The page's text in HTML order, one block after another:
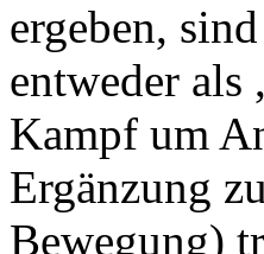
ergeben,
entweder als
Kampf um
Ergänzung
Bewegung)